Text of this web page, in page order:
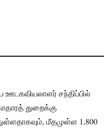
ஊடகவியலாளர் சந்திப்பில்
துறைக்கு
மீதமுள்ள 1,800